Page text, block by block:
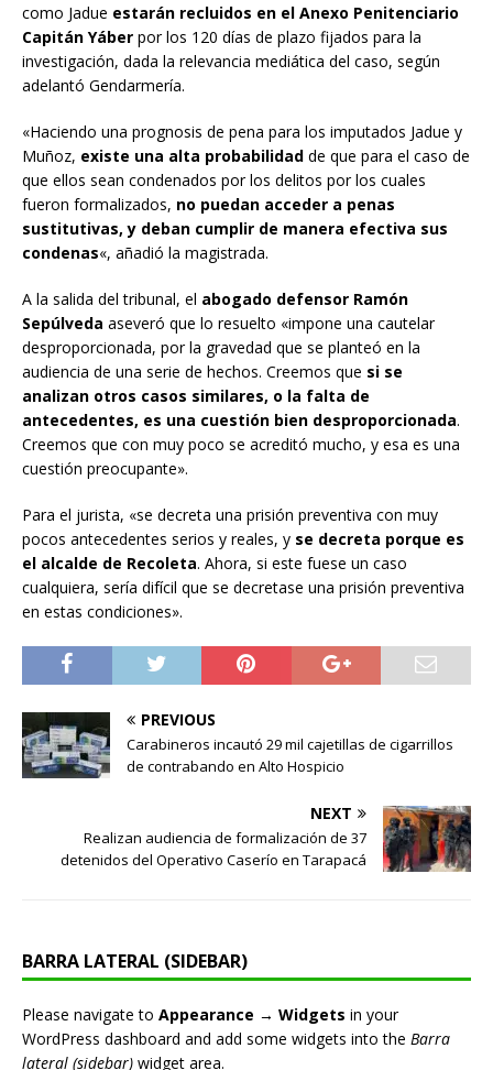
como Jadue estarán recluidos en el Anexo Penitenciario
Capitán Yáber por los 120 días de plazo fijados para la
investigación, dada la relevancia mediática del caso, según
adelantó Gendarmería.
«Haciendo una prognosis de pena para los imputados Jadue y
Muñoz, existe una alta probabilidad de que para el caso de
que ellos sean condenados por los delitos por los cuales
fueron formalizados, no puedan acceder a penas
sustitutivas, y deban cumplir de manera efectiva sus
condenas«, añadió la magistrada.
A la salida del tribunal, el abogado defensor Ramón
Sepúlveda aseveró que lo resuelto «impone una cautelar
desproporcionada, por la gravedad que se planteó en la
audiencia de una serie de hechos. Creemos que si se
analizan otros casos similares, o la falta de
antecedentes, es una cuestión bien desproporcionada.
Creemos que con muy poco se acreditó mucho, y esa es una
cuestión preocupante».
Para el jurista, «se decreta una prisión preventiva con muy
pocos antecedentes serios y reales, y se decreta porque es
el alcalde de Recoleta. Ahora, si este fuese un caso
cualquiera, sería difícil que se decretase una prisión preventiva
en estas condiciones».
PREVIOUS
Carabineros incautó 29 mil cajetillas de cigarrillos
de contrabando en Alto Hospicio
NEXT
Realizan audiencia de formalización de 37
detenidos del Operativo Caserío en Tarapacá
BARRA LATERAL (SIDEBAR)
Please navigate to Appearance → Widgets in your
WordPress dashboard and add some widgets into the Barra
lateral (sidebar) widget area.